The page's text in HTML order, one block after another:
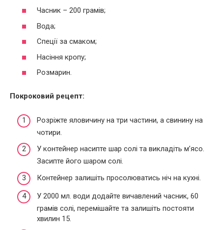
Часник – 200 грамів;
Вода;
Спеції за смаком;
Насіння кропу;
Розмарин.
Покроковий рецепт:
Розріжте яловичину на три частини, а свинину на
чотири.
У контейнер насипте шар солі та викладіть м’ясо.
Засипте його шаром солі.
Контейнер залишіть просолюватись ніч на кухні.
У 2000 мл. води додайте вичавлений часник, 60
грамів солі, перемішайте та залишіть постояти
хвилин 15.